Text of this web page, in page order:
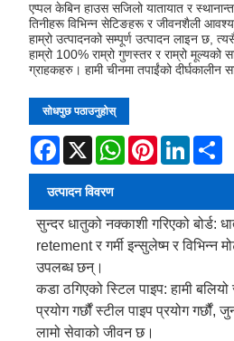
एप्पल केबिन हाउस सजिलो यातायात र
तिनीहरू विभिन्न सेटिङहरू र जीवनशैली
हाम्रो उत्पादनको सम्पूर्ण उत्पादन लाइन छ,
हाम्रो 100% राम्रो गुणस्तर र राम्रो मूल्यको
ग्राहकहरु। हामी चीनमा तपाईंको दीर्घकालीन
सोधपुछ पठाउनुहोस्
Facebook
X WhatsAppPinterestLinkedIn
उत्पादन विवरण
सुन्दर धातुको नक्काशी गरिएको बोर्ड:
retement र गर्मी इन्सुलेष्म र विभिन्न
उपलब्ध छन्।
कडा ठगिएको स्टिल पाइप: हामी
प्रयोग गर्छौं स्टील पाइप प्रयोग गर्छौं,
लामो सेवाको जीवन छ।